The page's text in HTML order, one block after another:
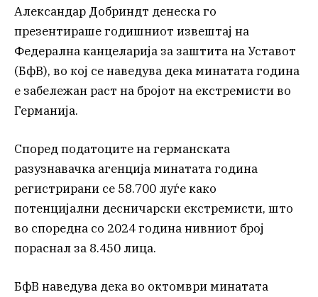
Александар Добриндт денеска го
презентираше годишниот извештај на
Федерална канцеларија за заштита на Уставот
(БфВ), во кој се наведува дека минатата година
е забележан раст на бројот на екстремисти во
Германија.
Според податоците на германската
разузнавачка агенција минатата година
регистрирани се 58.700 луѓе како
потенцијални десничарски екстремисти, што
во споредна со 2024 година нивниот број
пораснал за 8.450 лица.
БфВ наведува дека во октомври минатата